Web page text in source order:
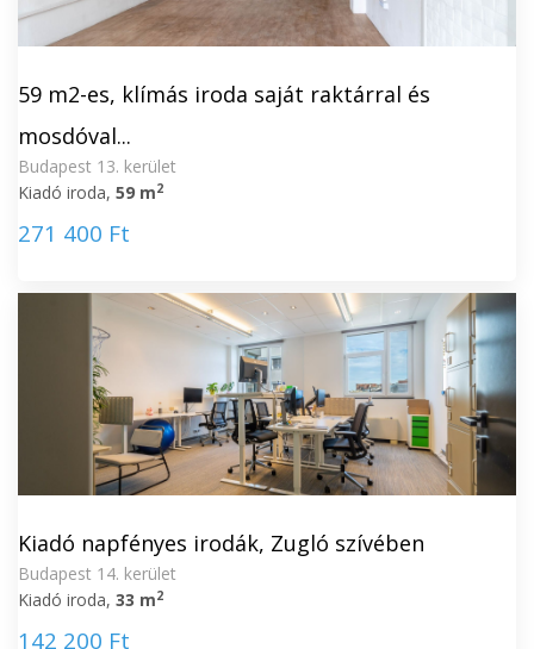
59 m2-es, klímás iroda saját raktárral és
mosdóval...
Budapest 13. kerület
Kiadó iroda, 59 m2
271 400 Ft
Kiadó napfényes irodák, Zugló szívében
Budapest 14. kerület
Kiadó iroda, 33 m2
142 200 Ft